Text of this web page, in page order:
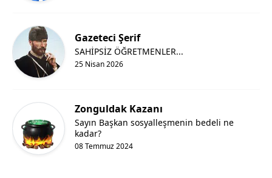
Gazeteci Şerif
25 Nisan 2026
SAHİPSİZ ÖĞRETMENLER...
Zonguldak Kazanı
08 Temmuz 2024
Sayın Başkan sosyalleşmenin bedeli ne
kadar?